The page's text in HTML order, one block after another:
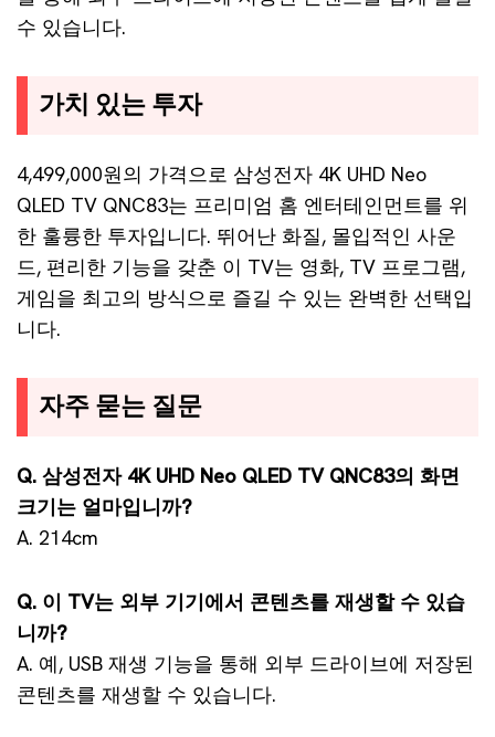
수 있습니다.
가치 있는 투자
4,499,000원의 가격으로 삼성전자 4K UHD Neo
QLED TV QNC83는 프리미엄 홈 엔터테인먼트를 위
한 훌륭한 투자입니다. 뛰어난 화질, 몰입적인 사운
드, 편리한 기능을 갖춘 이 TV는 영화, TV 프로그램,
게임을 최고의 방식으로 즐길 수 있는 완벽한 선택입
니다.
자주 묻는 질문
Q. 삼성전자 4K UHD Neo QLED TV QNC83의 화면
크기는 얼마입니까?
A. 214cm
Q. 이 TV는 외부 기기에서 콘텐츠를 재생할 수 있습
니까?
A. 예, USB 재생 기능을 통해 외부 드라이브에 저장된
콘텐츠를 재생할 수 있습니다.